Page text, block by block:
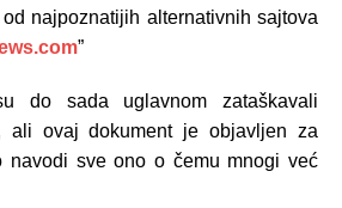
najpoznatijih alternativnih sajtova
”
do sada uglavnom zataškavali
ali ovaj dokument je objavljen za
navodi sve ono o čemu mnogi već